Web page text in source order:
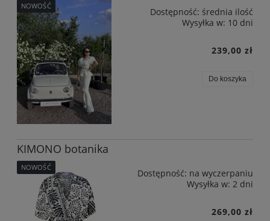
Dostępność: średnia ilość
Wysyłka w: 10 dni
239,00 zł
Do koszyka
NOWOŚĆ
KIMONO botanika
Dostępność: na wyczerpaniu
Wysyłka w: 2 dni
269,00 zł
NOWOŚĆ